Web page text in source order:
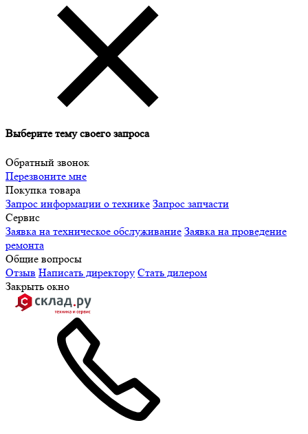
Выберите тему своего запроса
Обратный звонок
Перезвоните мне
Покупка товара
Запрос информации о технике Запрос запчасти
Сервис
Заявка на техническое обслуживание Заявка на проведение
ремонта
Общие вопросы
Отзыв Написать директору Стать дилером
Закрыть окно